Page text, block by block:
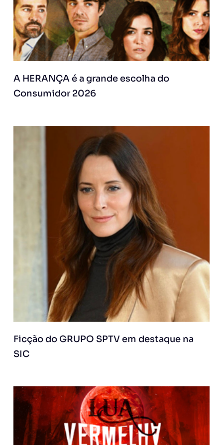
A HERANÇA é a grande escolha do
Consumidor 2026
Ficção do GRUPO SPTV em destaque na
SIC